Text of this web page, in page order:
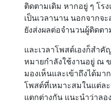
ติดตามเดิม หากอยู่ ๆ โร
เป็นเวลานาน นอกจากจ
ยังส่งผลต่อจำนวนผู้ติดต
และเวลาโพสต์เองก็สำคั
หมายกำลังใช้งานอยู่ ณ
มองเห็นและเข้าถึงได้มา
โพสต์ที่เหมาะสมในแต่ล
แตกต่างกัน แนะนำว่าลอ